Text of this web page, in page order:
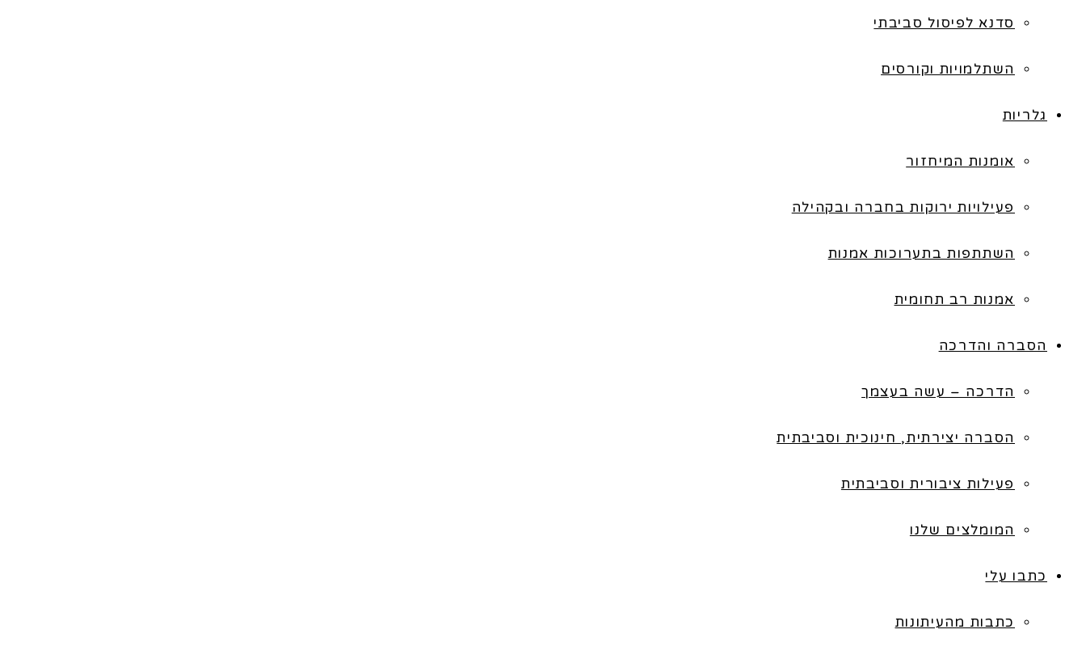
סדנא לפיסול סביבתי
השתלמויות וקורסים
גלריות
אומנות המיחזור
פעילויות ירוקות בחברה ובקהילה
השתתפות בתערוכות אמנות
אמנות רב תחומית
הסברה והדרכה
הדרכה – עשה בעצמך
הסברה יצירתית, חינוכית וסביבתית
פעילות ציבורית וסביבתית
המומלצים שלנו
כתבו עלי
כתבות מהעיתונות